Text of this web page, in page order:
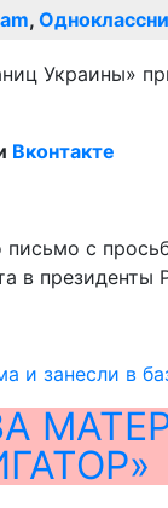
,
Украины»
Вконтакте
с
президенты
и занесли в